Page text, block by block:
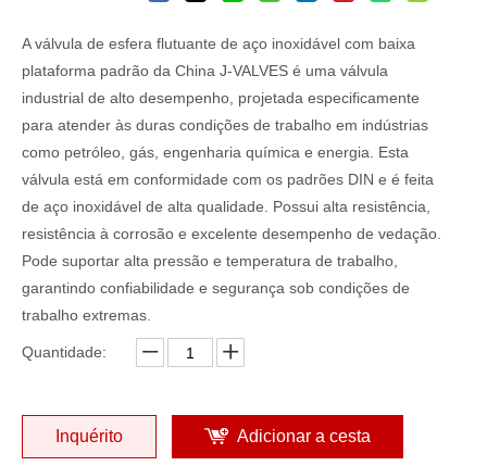
A válvula de esfera flutuante de aço inoxidável com baixa
plataforma padrão da China J-VALVES é uma válvula
industrial de alto desempenho, projetada especificamente
para atender às duras condições de trabalho em indústrias
como petróleo, gás, engenharia química e energia. Esta
válvula está em conformidade com os padrões DIN e é feita
de aço inoxidável de alta qualidade. Possui alta resistência,
resistência à corrosão e excelente desempenho de vedação.
Pode suportar alta pressão e temperatura de trabalho,
garantindo confiabilidade e segurança sob condições de
trabalho extremas.
Quantidade:
Inquérito Adicionar a cesta